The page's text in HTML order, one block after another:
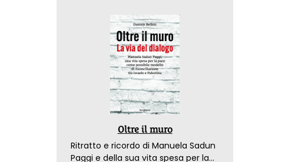
Oltre il muro
Ritratto e ricordo di Manuela Sadun
Paggi e della sua vita spesa per la